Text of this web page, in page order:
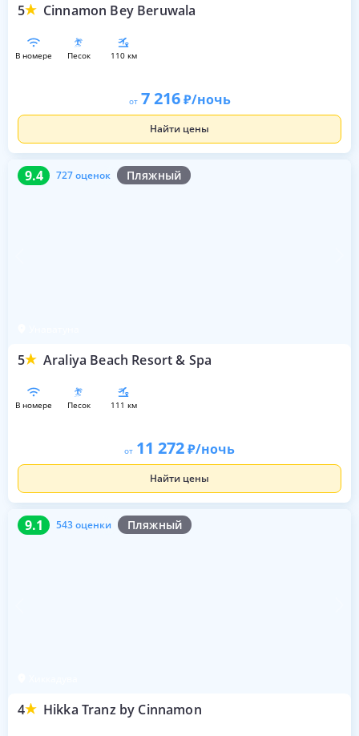
5 Cinnamon Bey Beruwala
в номере песок 110 км
от 7 216 /ночь
Найти цены
9.4 727 оценок Пляжный
5 Araliya Beach Resort & Spa
9.4 727 оценок
в номере песок 111 км
от 11 272 /ночь
Найти цены
9.1 543 оценки Пляжный
4 Hikka Tranz by Cinnamon
9.1 543 оценки